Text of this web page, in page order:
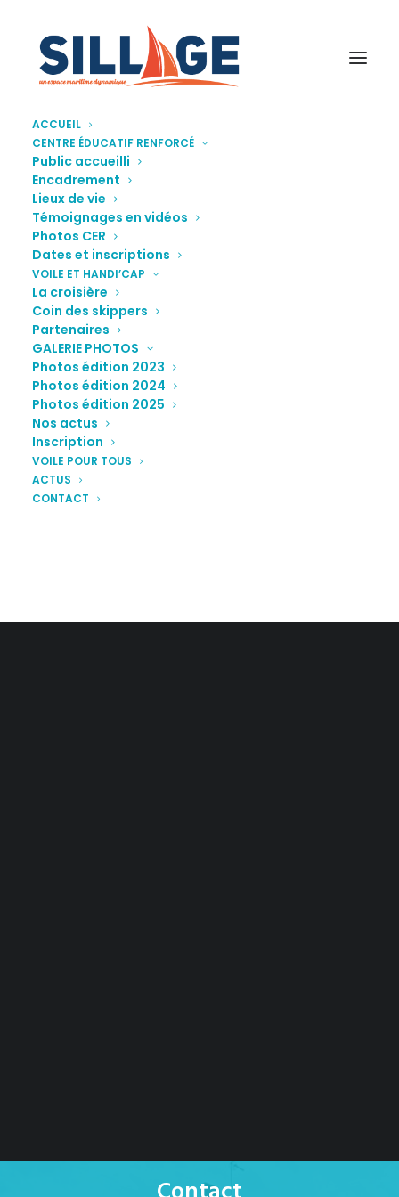
ACCUEIL
CENTRE ÉDUCATIF RENFORCÉ
Public accueilli
Encadrement
Lieux de vie
Témoignages en vidéos
Photos CER
Dates et inscriptions
VOILE ET HANDI’CAP
La croisière
Coin des skippers
Partenaires
GALERIE PHOTOS
Photos édition 2023
Photos édition 2024
Photos édition 2025
Nos actus
Inscription
VOILE POUR TOUS
ACTUS
CONTACT
Accueil